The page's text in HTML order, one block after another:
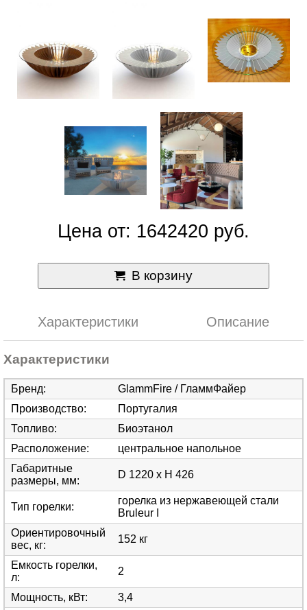
Цена от: 1642420 руб.
В корзину
Характеристики Описание
Характеристики
Бренд:
GlammFire / ГламмФайер
Производство:
Португалия
Топливо:
Биоэтанол
Расположение:
центральное напольное
Габаритные
размеры, мм:
D 1220 x H 426
Тип горелки:
горелка из нержавеющей стали
Bruleur I
Ориентировочный
вес, кг:
152 кг
Емкость горелки,
л:
2
Мощность, кВт:
3,4